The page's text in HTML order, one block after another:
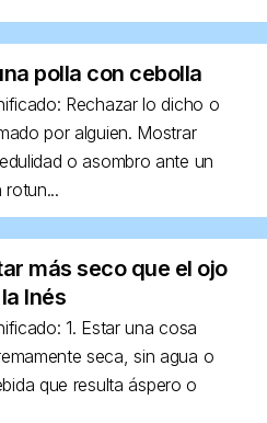
polla con cebolla
Rechazar lo dicho o
por alguien. Mostrar
o asombro ante un
más seco que el ojo
Inés
1. Estar una cosa
seca, sin agua o
que resulta áspero o